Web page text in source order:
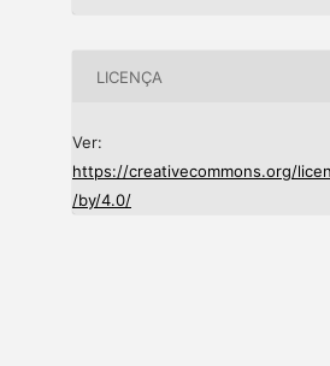
LICENÇA
Ver:
https://creativecommons.org/
/by/4.0/